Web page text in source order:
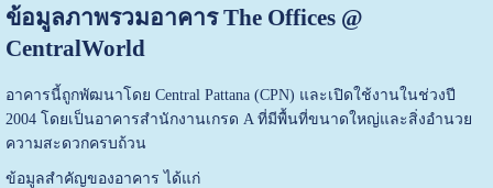
ข้อมูลภาพรวมอาคาร The Offices @
CentralWorld
อาคารนี้ถูกพัฒนาโดย Central Pattana (CPN) และเปิดใช้งานในช่วงปี
2004 โดยเป็นอาคารสำนักงานเกรด A ที่มีพื้นที่ขนาดใหญ่และสิ่งอำนวย
ความสะดวกครบถ้วน
ข้อมูลสำคัญของอาคาร ได้แก่